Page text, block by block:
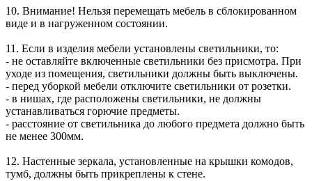
10. Внимание! Нельзя перемещать мебель в сблокированном
виде и в нагруженном состоянии.
11. Если в изделия мебели установлены светильники, то:
- не оставляйте включенные светильники без присмотра. При
уходе из помещения, светильники должны быть выключены.
- перед уборкой мебели отключите светильники от розетки.
- в нишах, где расположены светильники, не должны
устанавливаться горючие предметы.
- расстояние от светильника до любого предмета должно быть
не менее 300мм.
12. Настенные зеркала, установленные на крышки комодов,
тумб, должны быть прикреплены к стене.